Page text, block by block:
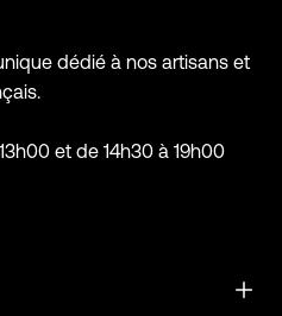
dédié à nos artisans et
et de 14h30 à 19h00